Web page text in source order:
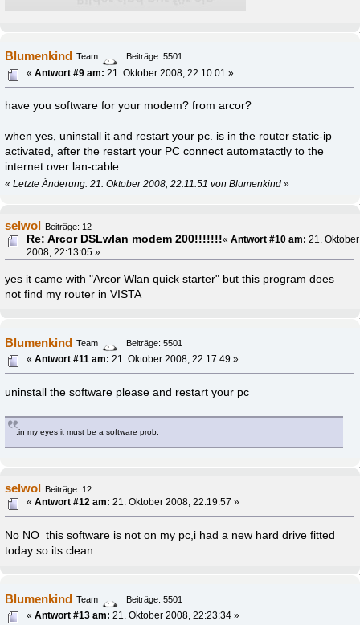
Blumenkind Team
Beiträge: 5501
«Antwort #9 am: 21. Oktober 2008, 22:10:01 »
have you software for your modem? from arcor?
when yes, uninstall it and restart your pc. is in the router static-ip
activated, after the restart your PC connect automatactly to the
internet over lan-cable
«Letzte Änderung: 21. Oktober 2008, 22:11:51 von Blumenkind »
selwol Beiträge: 12
Re: Arcor DSLwlan modem 200!!!!!!!«Antwort #10 am: 21. Oktober
2008, 22:13:05 »
yes it came with "Arcor Wlan quick starter" but this program does
not find my router in VISTA
Blumenkind Team
Beiträge: 5501
«Antwort #11 am: 21. Oktober 2008, 22:17:49 »
uninstall the software please and restart your pc
,in my eyes it must be a software prob,
selwol Beiträge: 12
«Antwort #12 am: 21. Oktober 2008, 22:19:57 »
No NO this software is not on my pc,i had a new hard drive fitted
today so its clean.
Blumenkind Team
Beiträge: 5501
«Antwort #13 am: 21. Oktober 2008, 22:23:34 »